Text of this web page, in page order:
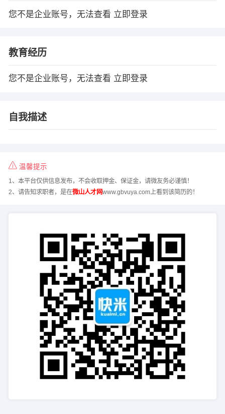
您不是企业账号，无法查看 立即登录
教育经历
您不是企业账号，无法查看 立即登录
自我描述
温馨提示
1、本平台仅供信息发布，不会收取押金、保证金，请微友务必谨慎！
2、请告知求职者，是在微山人才网www.gbvuya.com上看到该简历的！